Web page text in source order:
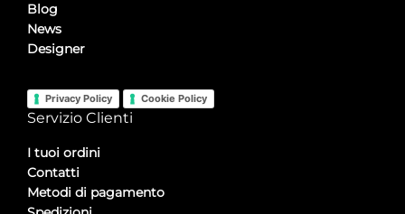
Blog
News
Designer
Privacy Policy Cookie Policy
Servizio Clienti
I tuoi ordini
Contatti
Metodi di pagamento